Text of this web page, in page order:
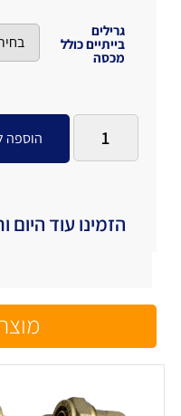
גרילים
בייתיים כולל
מכסה
הוספה
הזמינו עוד